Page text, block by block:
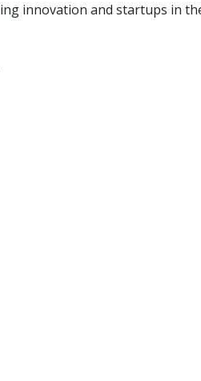
innovation and startups in